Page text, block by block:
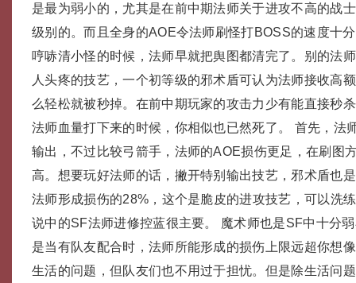
是最为弱小的，尤其是在前中期法师关于进攻不高的战
级别的。而且全身的AOE令法师刷怪打BOSS的速度十
哼哧清小怪的时候，法师早就把舆图都清完了。别的法
人头疼的技艺，一个初等级的邪术盾可认为法师接收高
么轻松就被秒掉。在前中期玩家的攻击力少有能直接秒
法师血量打下来的时候，你相似也已然死了。 首先，法
输出，不过比较弓箭手，法师的AOE损伤更足，在刷图
高。想要玩好法师的话，撇开特别输出技艺，邪术盾也
法师形成损伤的28%，这个是脆皮的进攻技艺，可以洗
说中的SF法师进修控蓝很主要。 魔术师也是SF中十分
是当有队友配合时，法师所能形成的损伤上限远超你想
生活的问题，但队友们也不用过于担忧。但是除生活问